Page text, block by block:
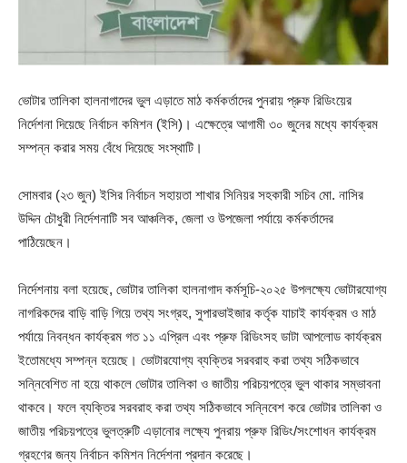
ভোটার তালিকা হালনাগাদের ভুল এড়াতে মাঠ কর্মকর্তাদের পুনরায় প্রুফ রিডিংয়ের
নির্দেশনা দিয়েছে নির্বাচন কমিশন (ইসি)। এক্ষেত্রে আগামী ৩০ জুনের মধ্যে কার্যক্রম
সম্পন্ন করার সময় বেঁধে দিয়েছে সংস্থাটি।
সোমবার (২৩ জুন) ইসির নির্বাচন সহায়তা শাখার সিনিয়র সহকারী সচিব মো. নাসির
উদ্দিন চৌধুরী নির্দেশনাটি সব আঞ্চলিক, জেলা ও উপজেলা পর্যায়ে কর্মকর্তাদের
পাঠিয়েছেন।
নির্দেশনায় বলা হয়েছে, ভোটার তালিকা হালনাগাদ কর্মসূচি-২০২৫ উপলক্ষ্যে ভোটারযোগ্য
নাগরিকদের বাড়ি বাড়ি গিয়ে তথ্য সংগ্রহ, সুপারভাইজার কর্তৃক যাচাই কার্যক্রম ও মাঠ
পর্যায়ে নিবন্ধন কার্যক্রম গত ১১ এপ্রিল এবং প্রুফ রিডিংসহ ডাটা আপলোড কার্যক্রম
ইতোমধ্যে সম্পন্ন হয়েছে। ভোটারযোগ্য ব্যক্তির সরবরাহ করা তথ্য সঠিকভাবে
সন্নিবেশিত না হয়ে থাকলে ভোটার তালিকা ও জাতীয় পরিচয়পত্রে ভুল থাকার সম্ভাবনা
থাকবে। ফলে ব্যক্তির সরবরাহ করা তথ্য সঠিকভাবে সন্নিবেশ করে ভোটার তালিকা ও
জাতীয় পরিচয়পত্রে ভুলত্রুটি এড়ানোর লক্ষ্যে পুনরায় প্রুফ রিডিং/সংশোধন কার্যক্রম
গ্রহণের জন্য নির্বাচন কমিশন নির্দেশনা প্রদান করেছে।